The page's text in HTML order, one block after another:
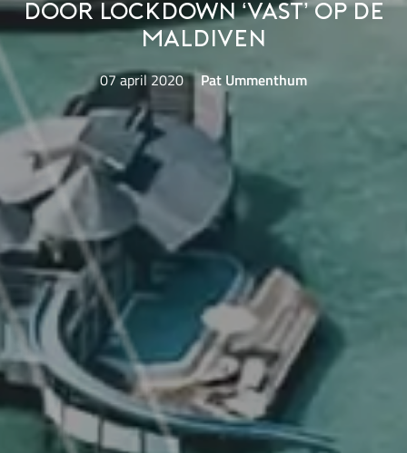
door lockdown ‘vast’ op de
Maldiven
07 april 2020 Pat Ummenthum